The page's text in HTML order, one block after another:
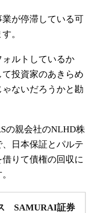
が停滞している可
。
ルトしているか
投資家のあきらめ
ないだろうかと勘
の親会社のNLHD株
日本保証とパルテ
りて債権の回収に
SAMURAI証券